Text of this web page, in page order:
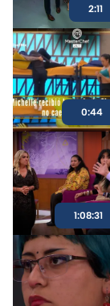
2:11
0:44
1:08:31